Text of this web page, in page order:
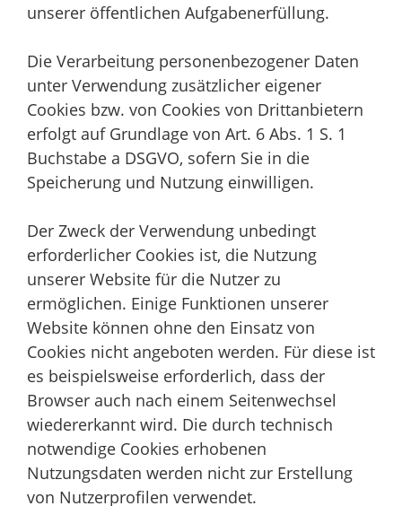
unserer öffentlichen Aufgabenerfüllung.
Die Verarbeitung personenbezogener Daten
unter Verwendung zusätzlicher eigener
Cookies bzw. von Cookies von Drittanbietern
erfolgt auf Grundlage von Art. 6 Abs. 1 S. 1
Buchstabe a DSGVO, sofern Sie in die
Speicherung und Nutzung einwilligen.
Der Zweck der Verwendung unbedingt
erforderlicher Cookies ist, die Nutzung
unserer Website für die Nutzer zu
ermöglichen. Einige Funktionen unserer
Website können ohne den Einsatz von
Cookies nicht angeboten werden. Für diese ist
es beispielsweise erforderlich, dass der
Browser auch nach einem Seitenwechsel
wiedererkannt wird. Die durch technisch
notwendige Cookies erhobenen
Nutzungsdaten werden nicht zur Erstellung
von Nutzerprofilen verwendet.